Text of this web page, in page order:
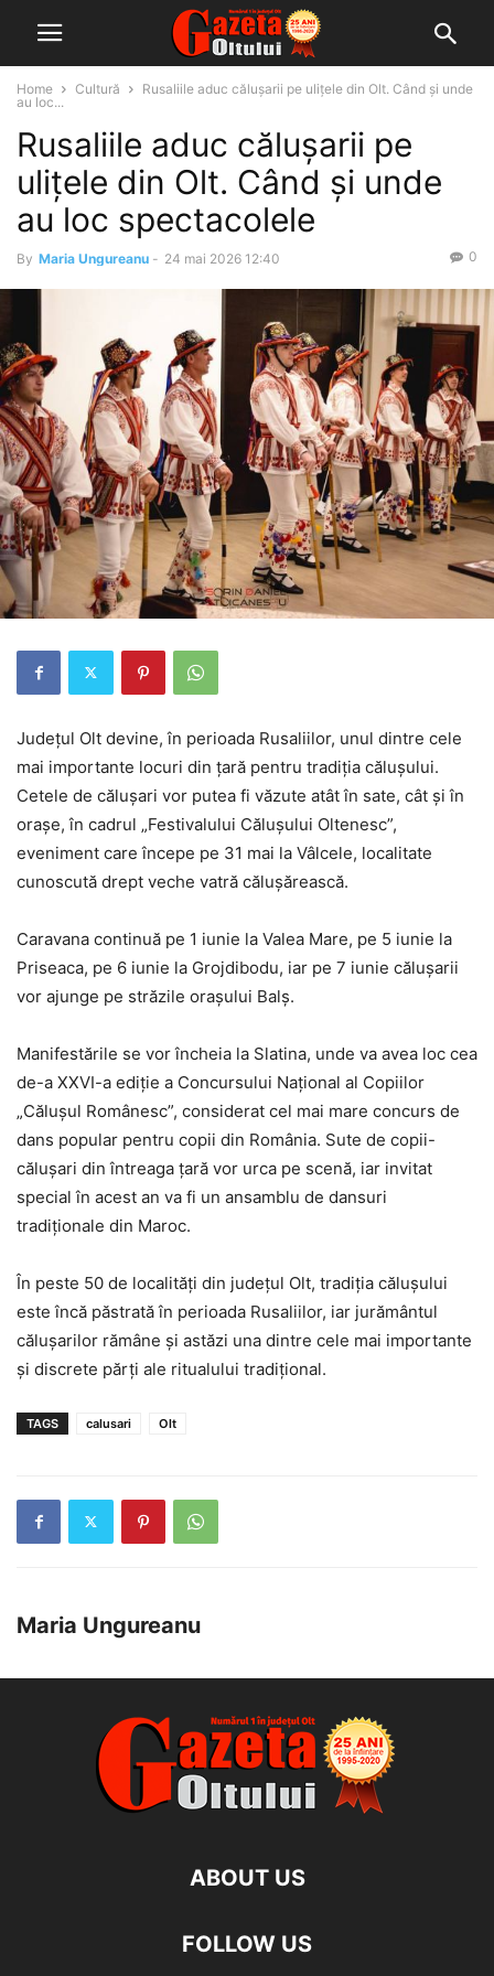
Home Cultură
Rusaliile aduc călușarii pe ulițele din Olt. Când și unde
au loc...
Rusaliile aduc călușarii pe
ulițele din Olt. Când și unde
au loc spectacolele
By Maria Ungureanu - 24 mai 2026 12:40 0
Județul Olt devine, în perioada Rusaliilor, unul dintre cele
mai importante locuri din țară pentru tradiția călușului.
Cetele de călușari vor putea fi văzute atât în sate, cât și în
orașe, în cadrul „Festivalului Călușului Oltenesc”,
eveniment care începe pe 31 mai la Vâlcele, localitate
cunoscută drept veche vatră călușărească.
Caravana continuă pe 1 iunie la Valea Mare, pe 5 iunie la
Priseaca, pe 6 iunie la Grojdibodu, iar pe 7 iunie călușarii
vor ajunge pe străzile orașului Balș.
Manifestările se vor încheia la Slatina, unde va avea loc cea
de-a XXVI-a ediție a Concursului Național al Copiilor
„Călușul Românesc”, considerat cel mai mare concurs de
dans popular pentru copii din România. Sute de copii-
călușari din întreaga țară vor urca pe scenă, iar invitat
special în acest an va fi un ansamblu de dansuri
tradiționale din Maroc.
În peste 50 de localități din județul Olt, tradiția călușului
este încă păstrată în perioada Rusaliilor, iar jurământul
călușarilor rămâne și astăzi una dintre cele mai importante
și discrete părți ale ritualului tradițional.
TAGS calusari Olt
Maria Ungureanu
ABOUT US
FOLLOW US